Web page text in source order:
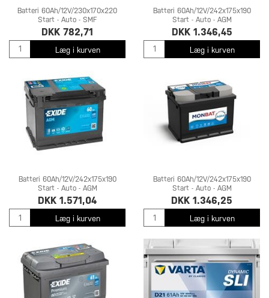
Batteri 60Ah/12V/230x170x220
Start - Auto - SMF
DKK 782,71
Læg i kurven
Batteri 60Ah/12V/242x175x190
Start - Auto - AGM
DKK 1.346,45
Læg i kurven
Batteri 60Ah/12V/242x175x190
Start - Auto - AGM
DKK 1.571,04
Læg i kurven
Batteri 60Ah/12V/242x175x190
Start - Auto - AGM
DKK 1.346,25
Læg i kurven